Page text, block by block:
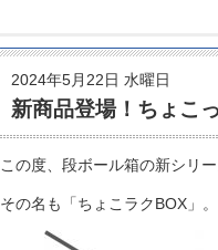
2024年5月22日 水曜日
新商品登場！ちょこ
この度、段ボール箱の新シリ
その名も「ちょこラクBOX」。